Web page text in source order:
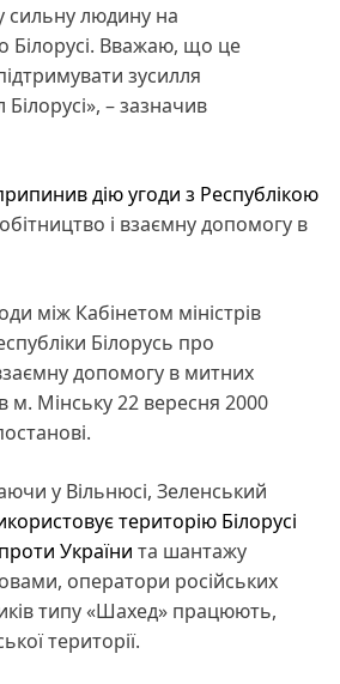
людину на
Білорусі. Вважаю, що це
зусилля
– зазначив
дію угоди з Республікою
і взаємну допомогу в
між Кабінетом міністрів
Білорусь про
допомогу в митних
м. Мінську 22 вересня 2000
у Вільнюсі, Зеленський
територію Білорусі
України та шантажу
оператори російських
типу «Шахед» працюють,
території.